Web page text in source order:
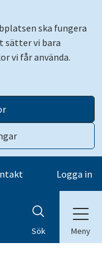
ska fungera
sätter vi bara
vi får använda.
Logga in
Sök Meny